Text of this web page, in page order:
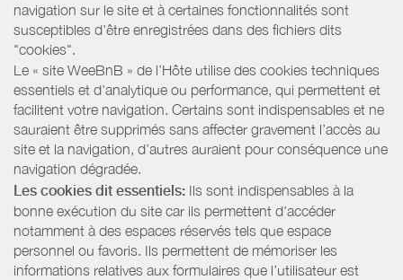
navigation sur le site et à certaines fonctionnalités sont
susceptibles d'être enregistrées dans des fichiers dits
"cookies".
Le « site WeeBnB » de l’Hôte utilise des cookies techniques
essentiels et d'analytique ou performance, qui permettent et
facilitent votre navigation. Certains sont indispensables et ne
sauraient être supprimés sans affecter gravement l’accès au
site et la navigation, d’autres auraient pour conséquence une
navigation dégradée.
Les cookies dit essentiels: Ils sont indispensables à la
bonne exécution du site car ils permettent d'accéder
notamment à des espaces réservés tels que espace
personnel ou favoris. Ils permettent de mémoriser les
informations relatives aux formulaires que l’utilisateur est